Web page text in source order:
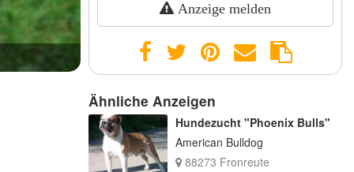
Unsere Hündin Böhmer's Daisy
Anzeige melden
Ähnliche Anzeigen
Hundezucht "Phoenix Bulls"
American Bulldog
88273 Fronreute